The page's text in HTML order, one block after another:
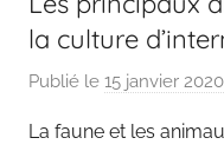
la culture
Publié le 15 janvier 2020
La faune et les